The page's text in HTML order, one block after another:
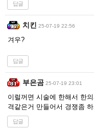
답글
치킨 25-07-19 22:56
겨우?
답글
부은곰 25-07-19 23:01
이럴꺼면 시술에 한해서 한
격같은거 만들어서 경쟁좀
답글